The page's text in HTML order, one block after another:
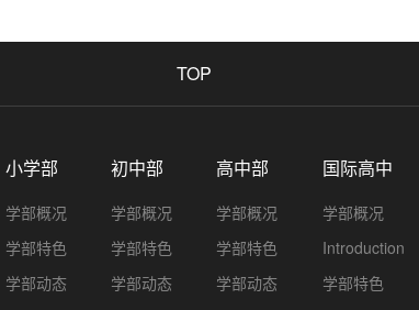
TOP
小学部
学部概况
学部特色
学部动态
初中部
学部概况
学部特色
学部动态
高中部
学部概况
学部特色
学部动态
国际高中
学部概况
Introduction
学部特色